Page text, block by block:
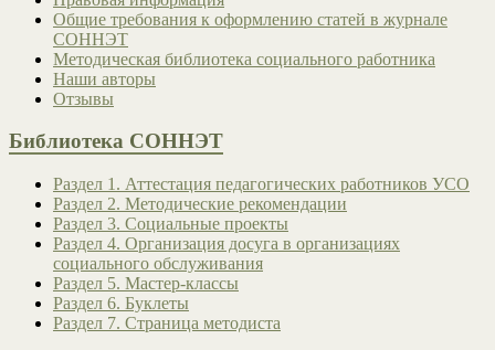
Общие требования к оформлению статей в журнале
СОННЭТ
Методическая библиотека социального работника
Наши авторы
Отзывы
Библиотека СОННЭТ
Раздел 1. Аттестация педагогических работников УСО
Раздел 2. Методические рекомендации
Раздел 3. Социальные проекты
Раздел 4. Организация досуга в организациях
социального обслуживания
Раздел 5. Мастер-классы
Раздел 6. Буклеты
Раздел 7. Страница методиста